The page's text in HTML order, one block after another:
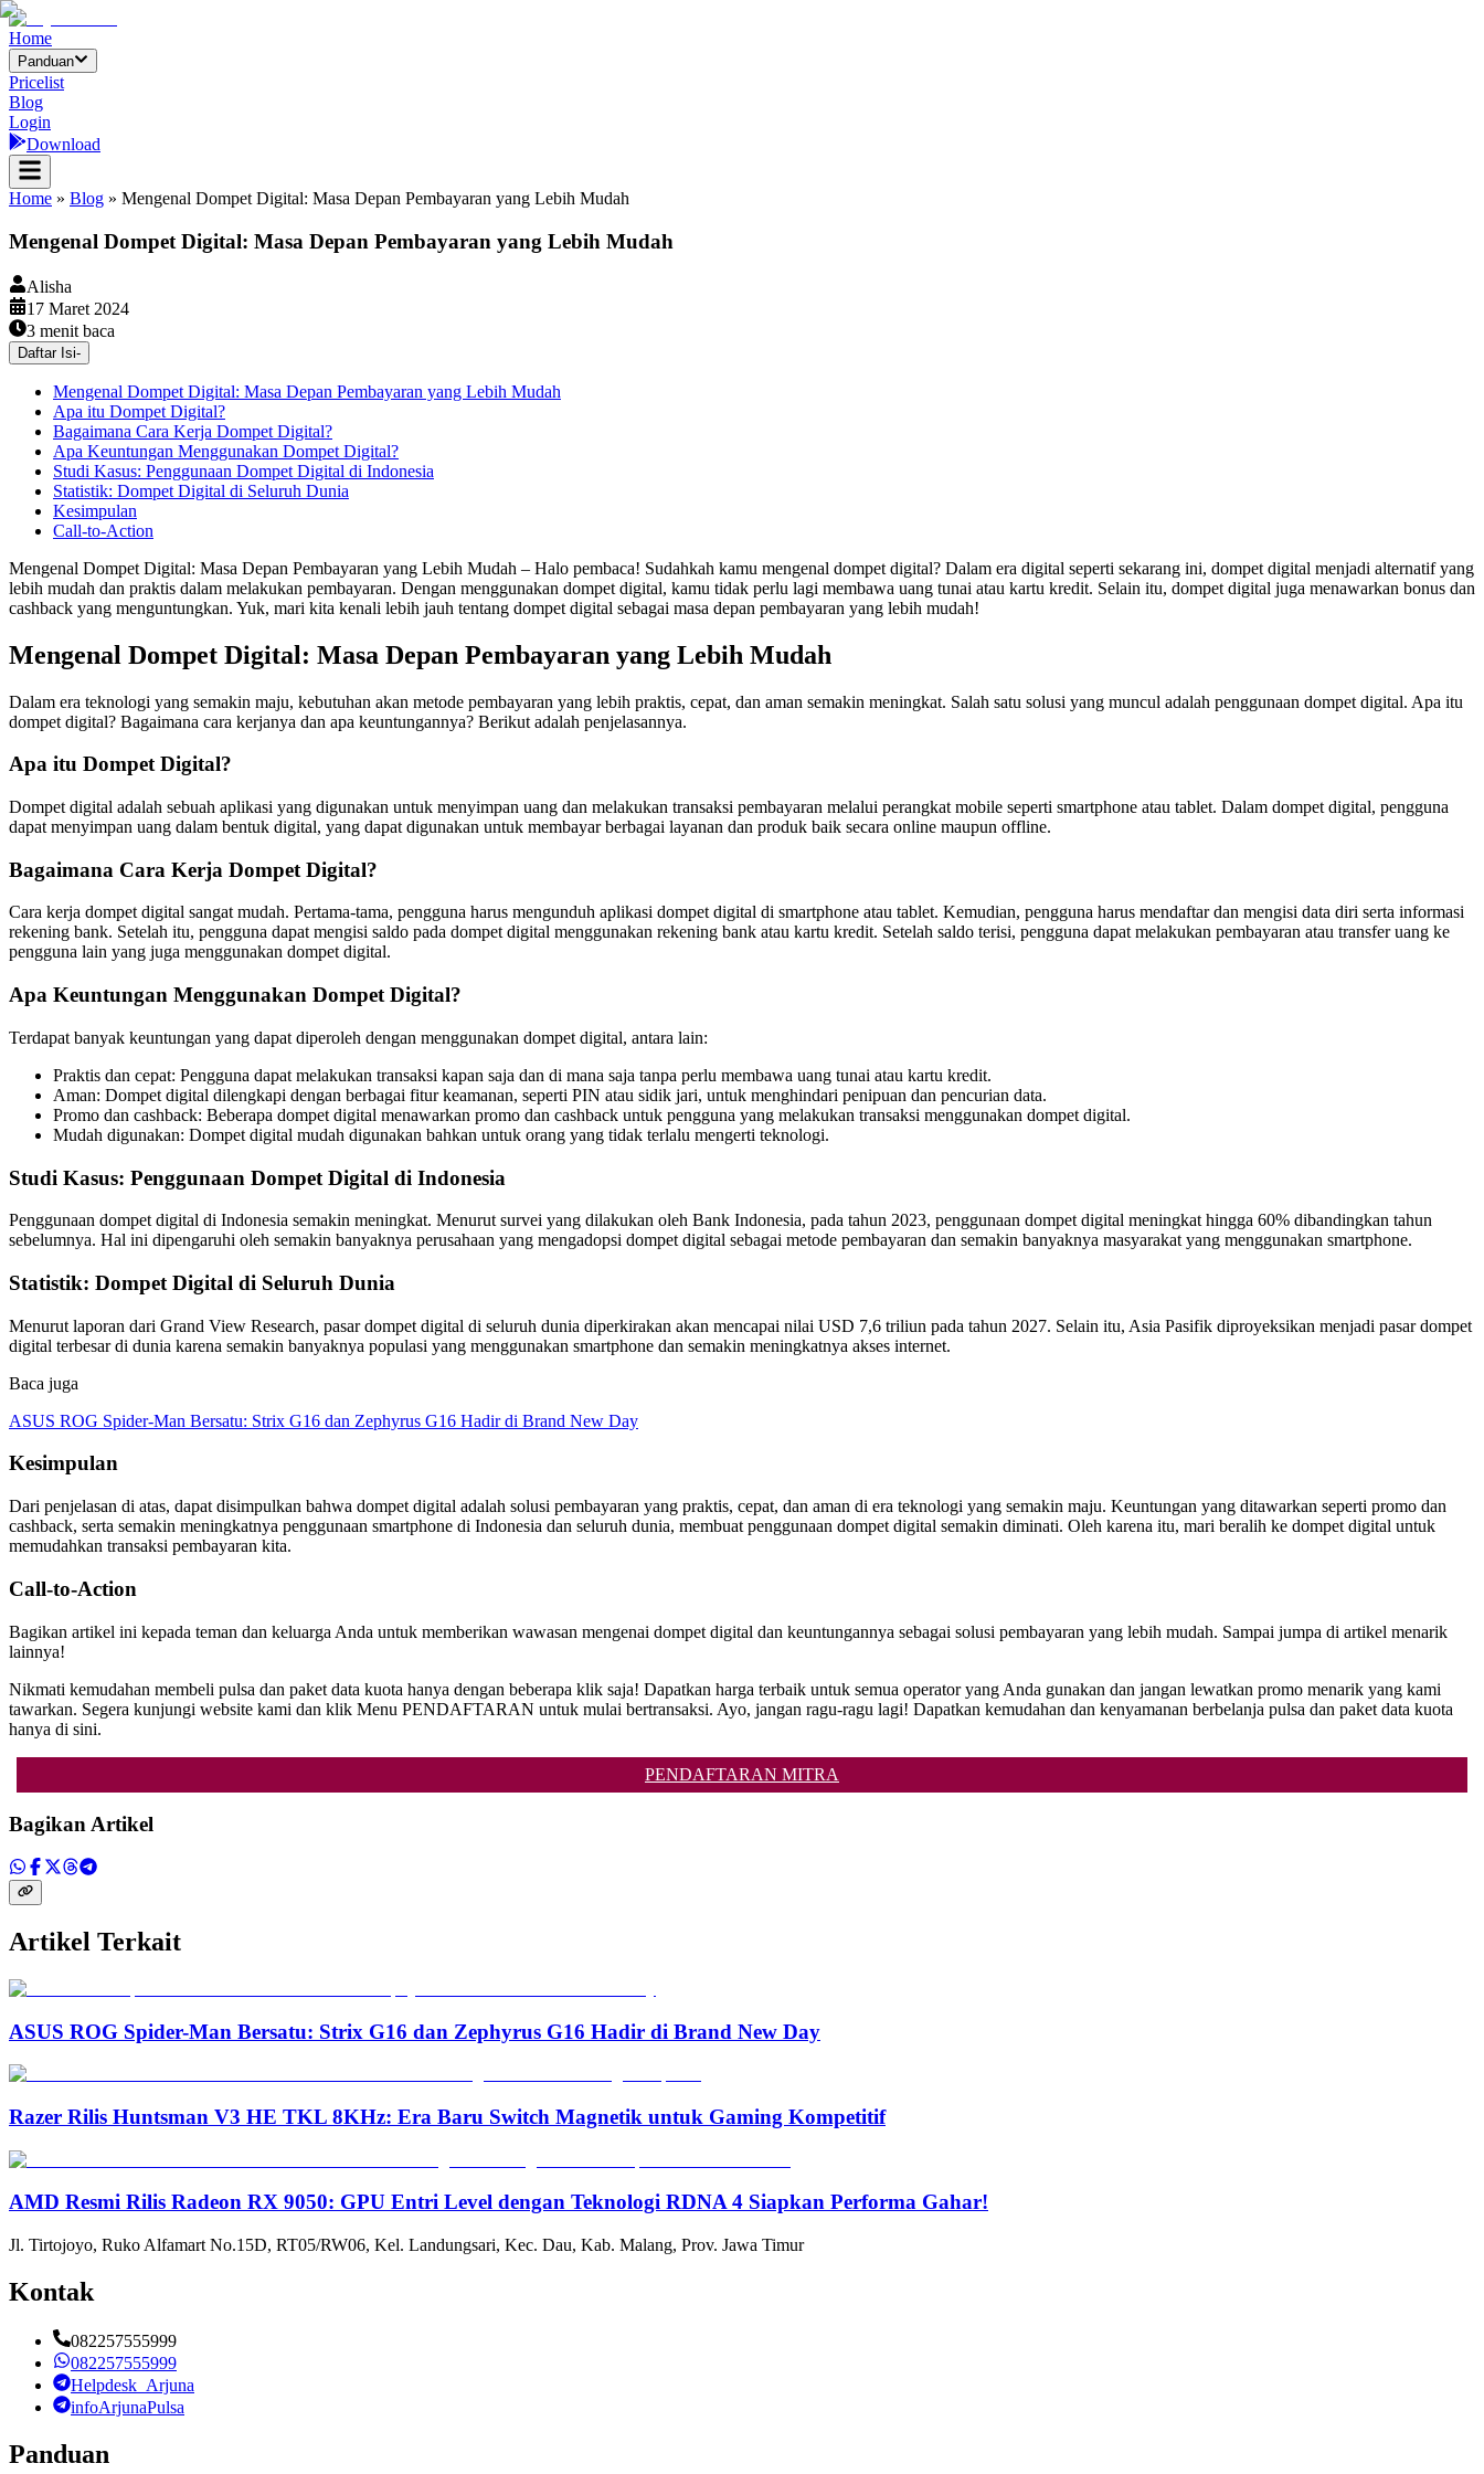
Home
Panduan
Pricelist
Blog
Login
Download
Home » Blog » Mengenal Dompet Digital: Masa Depan Pembayaran yang Lebih Mudah
Mengenal Dompet Digital: Masa Depan Pembayaran yang Lebih Mudah
Alisha
17 Maret 2024
3 menit baca
Daftar Isi-
Mengenal Dompet Digital: Masa Depan Pembayaran yang Lebih Mudah
Apa itu Dompet Digital?
Bagaimana Cara Kerja Dompet Digital?
Apa Keuntungan Menggunakan Dompet Digital?
Studi Kasus: Penggunaan Dompet Digital di Indonesia
Statistik: Dompet Digital di Seluruh Dunia
Kesimpulan
Call-to-Action
Mengenal Dompet Digital: Masa Depan Pembayaran yang Lebih Mudah – Halo pembaca! Sudahkah kamu mengenal dompet digital? Dalam era digital seperti sekarang ini, dompet digital menjadi alternatif yang
lebih mudah dan praktis dalam melakukan pembayaran. Dengan menggunakan dompet digital, kamu tidak perlu lagi membawa uang tunai atau kartu kredit. Selain itu, dompet digital juga menawarkan bonus dan
cashback yang menguntungkan. Yuk, mari kita kenali lebih jauh tentang dompet digital sebagai masa depan pembayaran yang lebih mudah!
Mengenal Dompet Digital: Masa Depan Pembayaran yang Lebih Mudah
Dalam era teknologi yang semakin maju, kebutuhan akan metode pembayaran yang lebih praktis, cepat, dan aman semakin meningkat. Salah satu solusi yang muncul adalah penggunaan dompet digital. Apa itu
dompet digital? Bagaimana cara kerjanya dan apa keuntungannya? Berikut adalah penjelasannya.
Apa itu Dompet Digital?
Dompet digital adalah sebuah aplikasi yang digunakan untuk menyimpan uang dan melakukan transaksi pembayaran melalui perangkat mobile seperti smartphone atau tablet. Dalam dompet digital, pengguna
dapat menyimpan uang dalam bentuk digital, yang dapat digunakan untuk membayar berbagai layanan dan produk baik secara online maupun offline.
Bagaimana Cara Kerja Dompet Digital?
Cara kerja dompet digital sangat mudah. Pertama-tama, pengguna harus mengunduh aplikasi dompet digital di smartphone atau tablet. Kemudian, pengguna harus mendaftar dan mengisi data diri serta informasi
rekening bank. Setelah itu, pengguna dapat mengisi saldo pada dompet digital menggunakan rekening bank atau kartu kredit. Setelah saldo terisi, pengguna dapat melakukan pembayaran atau transfer uang ke
pengguna lain yang juga menggunakan dompet digital.
Apa Keuntungan Menggunakan Dompet Digital?
Terdapat banyak keuntungan yang dapat diperoleh dengan menggunakan dompet digital, antara lain:
Praktis dan cepat: Pengguna dapat melakukan transaksi kapan saja dan di mana saja tanpa perlu membawa uang tunai atau kartu kredit.
Aman: Dompet digital dilengkapi dengan berbagai fitur keamanan, seperti PIN atau sidik jari, untuk menghindari penipuan dan pencurian data.
Promo dan cashback: Beberapa dompet digital menawarkan promo dan cashback untuk pengguna yang melakukan transaksi menggunakan dompet digital.
Mudah digunakan: Dompet digital mudah digunakan bahkan untuk orang yang tidak terlalu mengerti teknologi.
Studi Kasus: Penggunaan Dompet Digital di Indonesia
Penggunaan dompet digital di Indonesia semakin meningkat. Menurut survei yang dilakukan oleh Bank Indonesia, pada tahun 2023, penggunaan dompet digital meningkat hingga 60% dibandingkan tahun
sebelumnya. Hal ini dipengaruhi oleh semakin banyaknya perusahaan yang mengadopsi dompet digital sebagai metode pembayaran dan semakin banyaknya masyarakat yang menggunakan smartphone.
Statistik: Dompet Digital di Seluruh Dunia
Menurut laporan dari Grand View Research, pasar dompet digital di seluruh dunia diperkirakan akan mencapai nilai USD 7,6 triliun pada tahun 2027. Selain itu, Asia Pasifik diproyeksikan menjadi pasar dompet
digital terbesar di dunia karena semakin banyaknya populasi yang menggunakan smartphone dan semakin meningkatnya akses internet.
Baca juga
ASUS ROG Spider-Man Bersatu: Strix G16 dan Zephyrus G16 Hadir di Brand New Day
Kesimpulan
Dari penjelasan di atas, dapat disimpulkan bahwa dompet digital adalah solusi pembayaran yang praktis, cepat, dan aman di era teknologi yang semakin maju. Keuntungan yang ditawarkan seperti promo dan
cashback, serta semakin meningkatnya penggunaan smartphone di Indonesia dan seluruh dunia, membuat penggunaan dompet digital semakin diminati. Oleh karena itu, mari beralih ke dompet digital untuk
memudahkan transaksi pembayaran kita.
Call-to-Action
Bagikan artikel ini kepada teman dan keluarga Anda untuk memberikan wawasan mengenai dompet digital dan keuntungannya sebagai solusi pembayaran yang lebih mudah. Sampai jumpa di artikel menarik
lainnya!
Nikmati kemudahan membeli pulsa dan paket data kuota hanya dengan beberapa klik saja! Dapatkan harga terbaik untuk semua operator yang Anda gunakan dan jangan lewatkan promo menarik yang kami
tawarkan. Segera kunjungi website kami dan klik Menu PENDAFTARAN untuk mulai bertransaksi. Ayo, jangan ragu-ragu lagi! Dapatkan kemudahan dan kenyamanan berbelanja pulsa dan paket data kuota
hanya di sini.
PENDAFTARAN MITRA
Bagikan Artikel
Artikel Terkait
ASUS ROG Spider-Man Bersatu: Strix G16 dan Zephyrus G16 Hadir di Brand New Day
Razer Rilis Huntsman V3 HE TKL 8KHz: Era Baru Switch Magnetik untuk Gaming Kompetitif
AMD Resmi Rilis Radeon RX 9050: GPU Entri Level dengan Teknologi RDNA 4 Siapkan Performa Gahar!
Jl. Tirtojoyo, Ruko Alfamart No.15D, RT05/RW06, Kel. Landungsari, Kec. Dau, Kab. Malang, Prov. Jawa Timur
Kontak
082257555999
082257555999
Helpdesk_Arjuna
infoArjunaPulsa
Panduan